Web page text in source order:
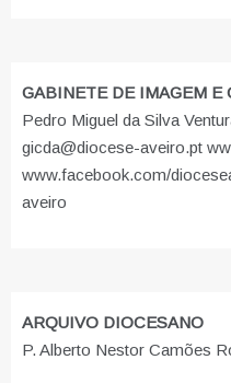
GABINETE DE IMAGEM E
Pedro Miguel da Silva
gicda@diocese-aveiro.pt
www.facebook.com/
aveiro
ARQUIVO DIOCESANO
P. Alberto Nestor Camões